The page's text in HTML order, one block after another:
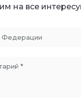
на все